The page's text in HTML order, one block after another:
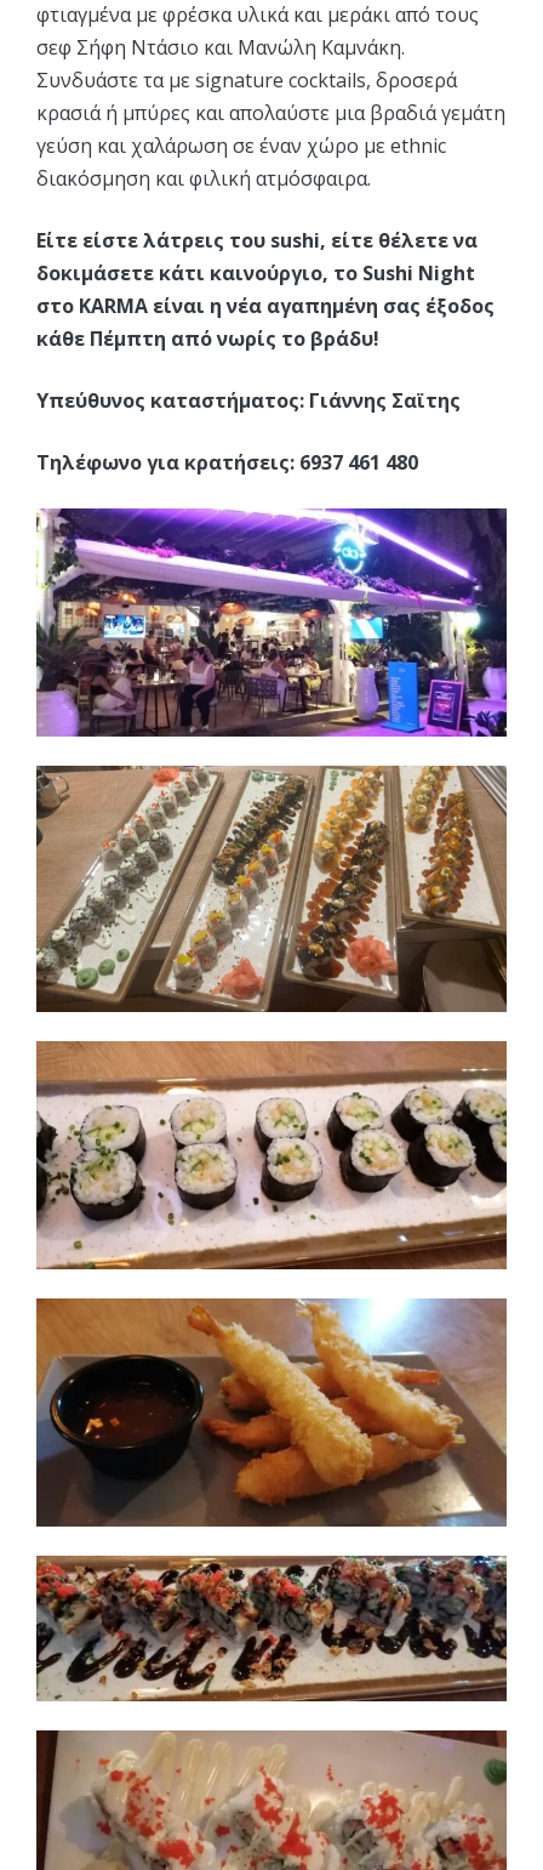
φτιαγμένα με φρέσκα υλικά και μεράκι από τους
σεφ Σήφη Ντάσιο και Μανώλη Καμνάκη.
Συνδυάστε τα με signature cocktails, δροσερά
κρασιά ή μπύρες και απολαύστε μια βραδιά γεμάτη
γεύση και χαλάρωση σε έναν χώρο με ethnic
διακόσμηση και φιλική ατμόσφαιρα.
Είτε είστε λάτρεις του sushi, είτε θέλετε να
δοκιμάσετε κάτι καινούργιο, το Sushi Night
στο KARMA είναι η νέα αγαπημένη σας έξοδος
κάθε Πέμπτη από νωρίς το βράδυ!
Υπεύθυνος καταστήματος: Γιάννης Σαϊτης
Τηλέφωνο για κρατήσεις: 6937 461 480